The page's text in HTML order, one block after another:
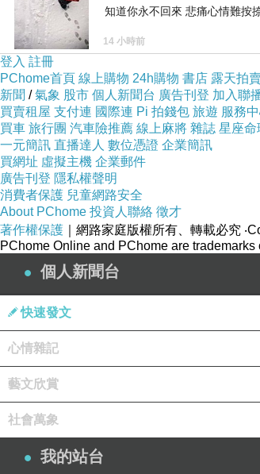
知道你永不回來 悲痛心情難按
14 小時前
登入 註冊
PChome首頁 線上購物 24h購物 書店 露天拍
新聞 /氣象 股市 個人新聞台 廣告刊登 加入聯
買賣租屋 支付連 國際連 Pi 拍錢包 旅遊 服務
買車 旅行團 汽車險推薦 線上麻將 雜誌 星座命
一元簡訊 直播達人 數位憑證 企業簡訊
買網址 虛擬主機 企業郵件
廣告刊登 隱私權聲明
消費者保護 兒童網路安全
About PChome 投資人聯絡 徵才
著作權保護 ｜網路家庭版權所有、轉載必究
PChome Online and PChome are trademarks
個人新聞台
快速發文
心情雜記
藝文欣賞
社會萬象
我的站台